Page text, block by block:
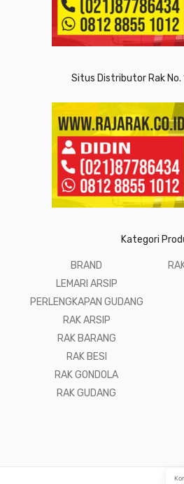
Situs Distributor Rak No.
Kategori
BRAND
LEMARI ARSIP
PERLENGKAPAN GUDANG
RAK ARSIP
RAK BARANG
RAK BESI
RAK GONDOLA
RAK GUDANG